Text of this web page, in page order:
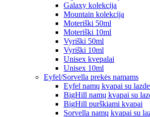
Galaxy kolekcija
Mountain kolekcija
Moteriški 50ml
Moteriški 10ml
Vyriški 50ml
Vyriški 10ml
Unisex kvepalai
Unisex 10ml
Eyfel/Sorvella prekės namams
Eyfel namų kvapai su
BigHill namų kvapai su
BigHill purškiami kvapai
Sorvella namų kvapai su